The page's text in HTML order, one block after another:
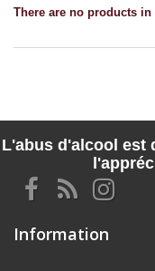
There are no products in
L'abus d'alcool est
Information